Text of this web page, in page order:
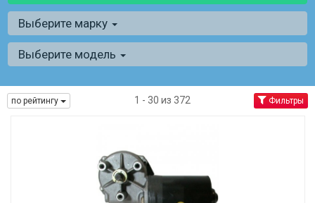
Выберите марку
Выберите модель
по рейтингу 1 - 30 из 372 Фильтры